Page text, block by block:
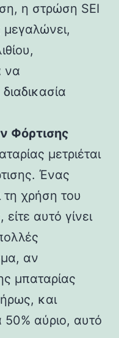
η στρώση SEI
μεγαλώνει,
να
Φόρτισης
μετριέται
Ένας
χρήση του
αυτό γίνει
αν
μπαταρίας
και
αύριο, αυτό